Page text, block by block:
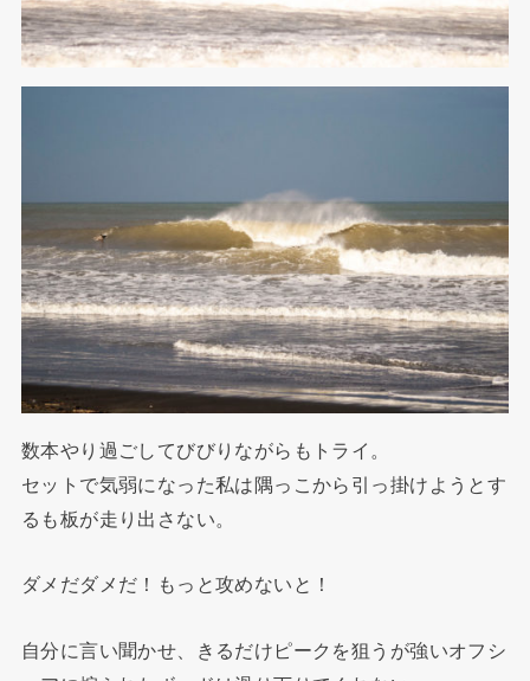
数本やり過ごしてびびりながらもトライ。
セットで気弱になった私は隅っこから引っ掛けようとす
るも板が走り出さない。
ダメだダメだ！もっと攻めないと！
自分に言い聞かせ、きるだけピークを狙うが強いオフシ